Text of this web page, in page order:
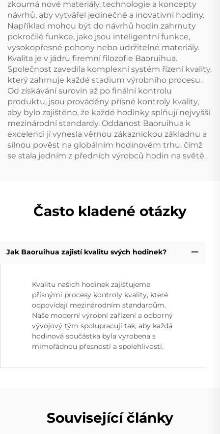
zkoumá nové materiály, technologie a koncepty
návrhů, aby vytvářel jedinečné a inovativní hodiny.
Například mohou být do návrhů hodin zahrnuty
pokročilé funkce, jako jsou inteligentní funkce,
vysokopřesné pohony nebo udržitelné materiály.
Kvalita je v jádru firemní filozofie Baoruihua.
Společnost zavedila komplexní systém řízení kvality,
který zahrnuje každé stadium výrobního procesu.
Od získávání surovin až po finální kontrolu
produktu, jsou prováděny přísné kontroly kvality,
aby bylo zajištěno, že každé hodinky splňují nejvyšší
mezinárodní standardy. Oddanost Baoruihua k
excelenci jí vynesla věrnou zákaznickou základnu a
silnou pověst na globálním hodinovém trhu, čímž
se stala jedním z předních výrobců hodin na světě.
Často kladené otázky
Jak Baoruihua zajistí kvalitu svých hodinek?
Kvalitu našich hodinek zajišťujeme
přísnými procesy kontroly kvality, které
odpovídají mezinárodním standardům.
Naše moderní výrobní zařízení a odborný
vývojový tým spolupracují tak, aby každá
hodinová součástka byla vyrobena s
mimořádnou přesností a spolehlivostí.
Související články